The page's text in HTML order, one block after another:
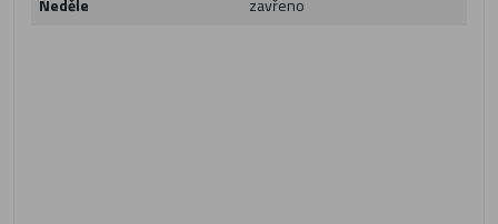
Neděle
zavřeno